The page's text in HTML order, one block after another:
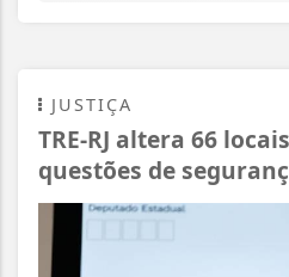
JUSTIÇA
TRE-RJ altera 66
questões de